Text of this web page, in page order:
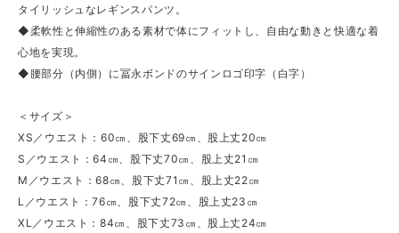
タイリッシュなレギンスパンツ。
◆柔軟性と伸縮性のある素材で体にフィットし、自由な動きと快適な着
心地を実現。
◆腰部分（内側）に冨永ボンドのサインロゴ印字（白字）
＜サイズ＞
XS／ウエスト：60㎝、股下丈69㎝、股上丈20㎝
S／ウエスト：64㎝、股下丈70㎝、股上丈21㎝
M／ウエスト：68㎝、股下丈71㎝、股上丈22㎝
L／ウエスト：76㎝、股下丈72㎝、股上丈23㎝
XL／ウエスト：84㎝、股下丈73㎝、股上丈24㎝